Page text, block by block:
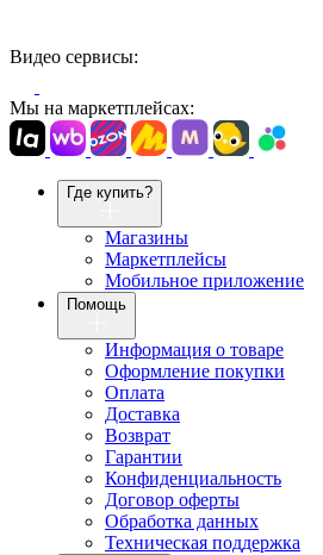
Видео сервисы:
Мы на маркетплейсах:
Где купить?
Магазины
Маркетплейсы
Мобильное приложение
Помощь
Информация о товаре
Оформление покупки
Оплата
Доставка
Возврат
Гарантии
Конфиденциальность
Договор оферты
Обработка данных
Техническая поддержка